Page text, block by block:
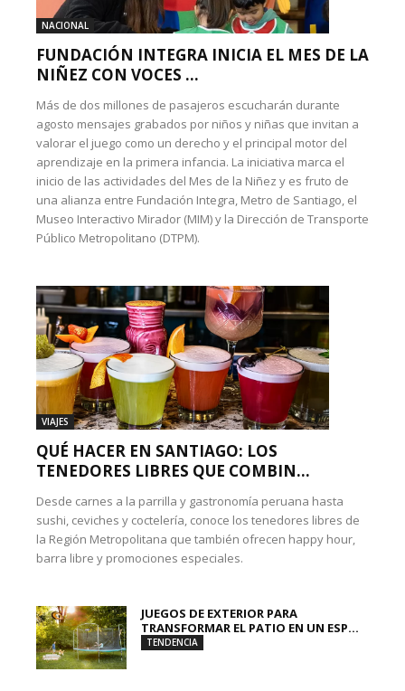
NACIONAL
FUNDACIÓN INTEGRA INICIA EL MES DE LA
NIÑEZ CON VOCES ...
Más de dos millones de pasajeros escucharán durante
agosto mensajes grabados por niños y niñas que invitan a
valorar el juego como un derecho y el principal motor del
aprendizaje en la primera infancia. La iniciativa marca el
inicio de las actividades del Mes de la Niñez y es fruto de
una alianza entre Fundación Integra, Metro de Santiago, el
Museo Interactivo Mirador (MIM) y la Dirección de Transporte
Público Metropolitano (DTPM).
VIAJES
QUÉ HACER EN SANTIAGO: LOS
TENEDORES LIBRES QUE COMBIN...
Desde carnes a la parrilla y gastronomía peruana hasta
sushi, ceviches y coctelería, conoce los tenedores libres de
la Región Metropolitana que también ofrecen happy hour,
barra libre y promociones especiales.
JUEGOS DE EXTERIOR PARA
TRANSFORMAR EL PATIO EN UN ESP...
TENDENCIA